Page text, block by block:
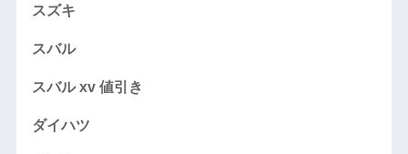
スズキ
スバル
スバル xv 値引き
ダイハツ